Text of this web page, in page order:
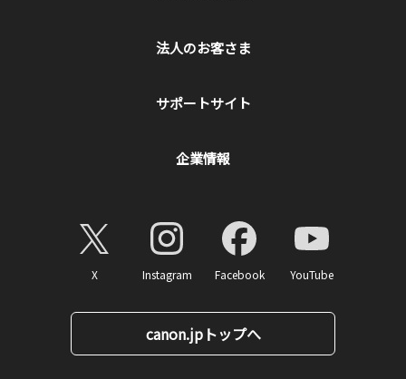
法人のお客さま
サポートサイト
企業情報
X Instagram Facebook YouTube
canon.jpトップへ